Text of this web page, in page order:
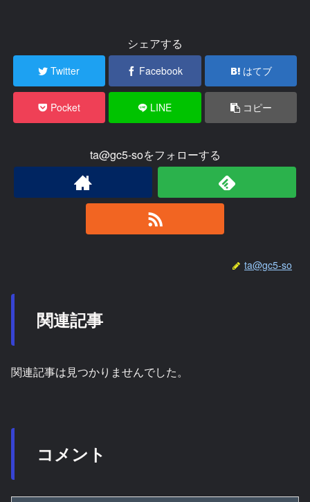
シェアする
Twitter Facebook はてブ
Pocket LINE コピー
ta@gc5-soをフォローする
ta@gc5-so
関連記事
関連記事は見つかりませんでした。
コメント